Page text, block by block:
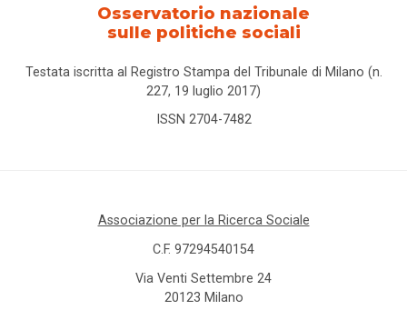
Osservatorio nazionale
sulle politiche sociali
Testata iscritta al Registro Stampa del Tribunale di Milano (n.
227, 19 luglio 2017)
ISSN 2704-7482
Associazione per la Ricerca Sociale
C.F. 97294540154
Via Venti Settembre 24
20123 Milano